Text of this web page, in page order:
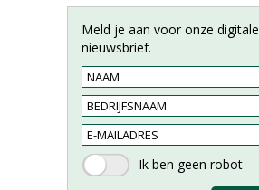
Meld je aan voor onze digitale
nieuwsbrief.